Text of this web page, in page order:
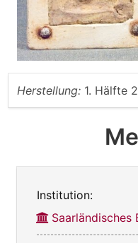
Herstellung: 1. Hälfte
Institution:
Saarländisches